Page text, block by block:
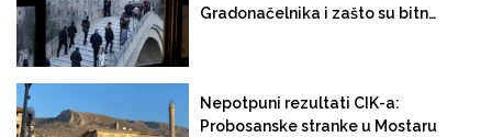
Gradonačelnika i zašto su bitne
Nepotpuni rezultati CIK-a:
Probosanske stranke u Mostaru